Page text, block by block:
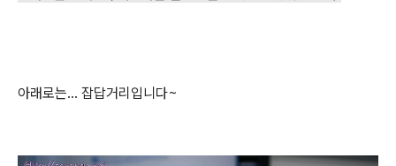
아래로는... 잡답거리입니다~